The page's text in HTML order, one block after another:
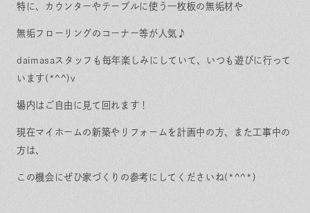
特に、カウンターやテーブルに使う一枚板の無垢材や
無垢フローリングのコーナー等が人気♪
daimasaスタッフも毎年楽しみにしていて、いつも遊びに行って
います(*^^)v
場内はご自由に見て回れます！
現在マイホームの新築やリフォームを計画中の方、また工事中の
方は、
この機会にぜひ家づくりの参考にしてくださいね(*^^*)